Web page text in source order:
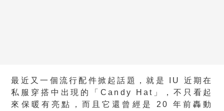
最近又一個流行配件掀起話題，就是 IU 近期在
私服穿搭中出現的「Candy Hat」，不只看起
來保暖有亮點，而且它還曾經是 20 年前轟動